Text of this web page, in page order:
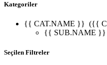
Kategoriler
{{ CAT.NAME }} ({{
{{ SUB.NAME }}
Seçilen Filtreler